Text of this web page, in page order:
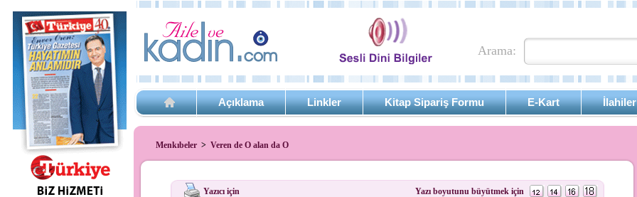
Arama:
Açıklama Linkler Kitap Sipariş Formu E-Kart İlahiler
Menkıbeler > Veren de O alan da O
Yazıcı için Yazı boyutunu büyütmek için